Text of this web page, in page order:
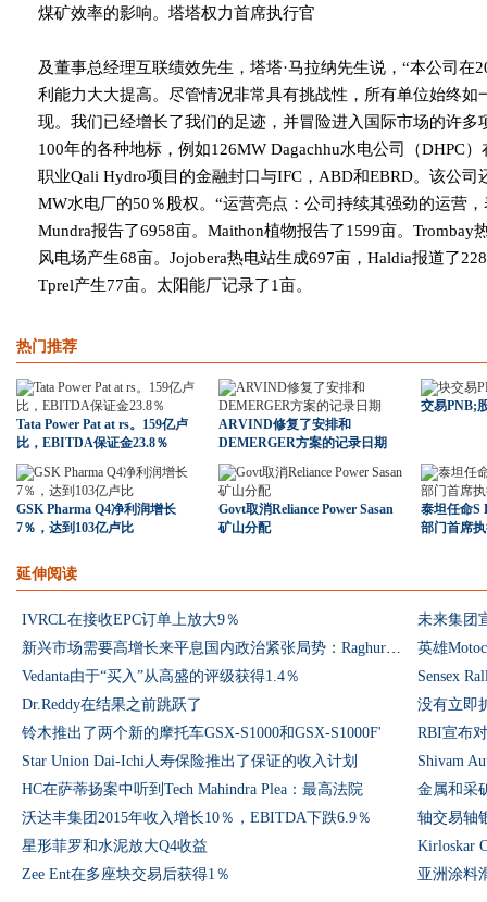
煤矿效率的影响。塔塔权力首席执行官
及董事总经理互联绩效先生，塔塔·马拉纳先生说，“本公司在
利能力大大提高。尽管情况非常具有挑战性，所有单位始终
现。我们已经增长了我们的足迹，并冒险进入国际市场的许
100年的各种地标，例如126MW Dagachhu水电公司（DHPC
职业Qali Hydro项目的金融封口与IFC，ABD和EBRD。该公司
MW水电厂的50％股权。“运营亮点：公司持续其强劲的运营
Mundra报告了6958亩。Maithon植物报告了1599亩。Trombay
风电场产生68亩。Jojobera热电站生成697亩，Haldia报道了
Tprel产生77亩。太阳能厂记录了1亩。
热门推荐
Tata Power Pat at rs。159亿卢
比，EBITDA保证金23.8％
ARVIND修复了安排和
DEMERGER方案的记录日期
交易PNB;
GSK Pharma Q4净利润增长
7％，达到103亿卢比
Govt取消Reliance Power Sasan
矿山分配
泰坦任命S
部门首席
延伸阅读
IVRCL在接收EPC订单上放大9％
未来集团
新兴市场需要高增长来平息国内政治紧张局势：Raghuram Rajan.
英雄
Vedanta由于“买入”从高盛的评级获得1.4％
Sensex
Dr.Reddy在结果之前跳跃了
没有立即
铃木推出了两个新的摩托车GSX-S1000和GSX-S1000F'
RBI宣布
Star Union Dai-Ichi人寿保险推出了保证的收入计划
Shivam
HC在萨蒂扬案中听到Tech Mahindra Plea：最高法院
金属和采
沃达丰集团2015年收入增长10％，EBITDA下跌6.9％
轴交易轴
星形菲罗和水泥放大Q4收益
Kirloskar
Zee Ent在多座块交易后获得1％
亚洲涂料